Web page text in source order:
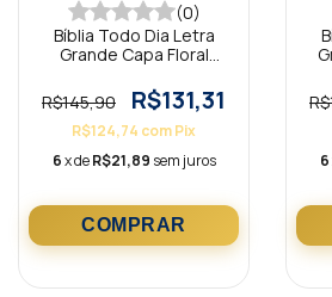
(0)
Bíblia Todo Dia Letra
Grande Capa Floral
R$145,90
R$131,31
R$124,74 comPix
6x deR$21,89 sem juros
6